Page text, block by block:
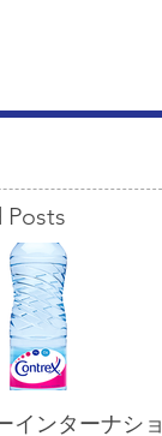
Posts
インターナショ